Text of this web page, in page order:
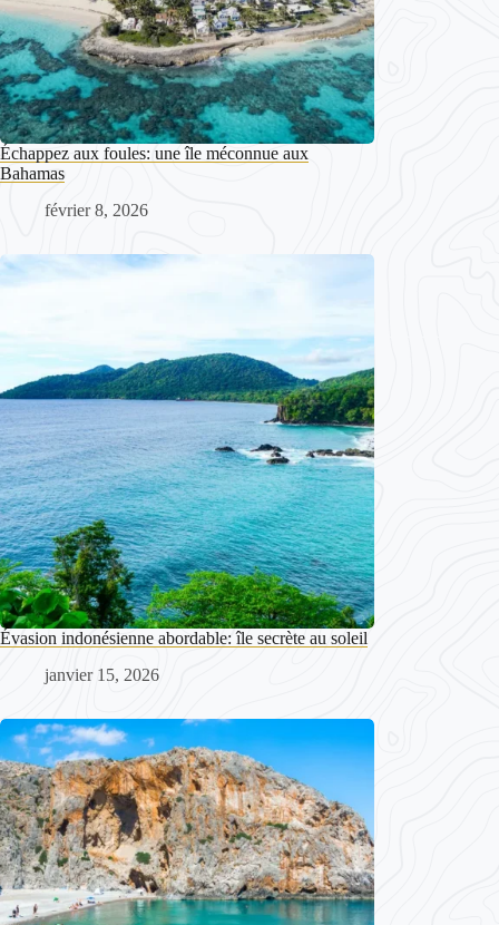
Échappez aux foules: une île méconnue aux
Bahamas
février 8, 2026
Évasion indonésienne abordable: île secrète au soleil
janvier 15, 2026